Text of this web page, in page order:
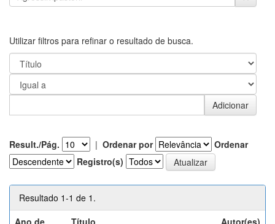
Utilizar filtros para refinar o resultado de busca.
Result./Pág. | Ordenar por
Ordenar
Registro(s)
Resultado 1-1 de 1.
Ano de
Título Autor(es)